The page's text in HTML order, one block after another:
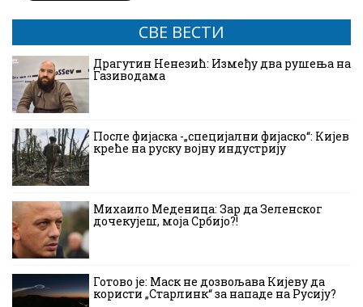
СВЕ ВЕСТИ
Драгутин Ненезић: Између два рушења на
Газиводама
После фијаска -„специјални фијаско“: Кијев
креће на руску војну индустрију
Михаило Меденица: Зар да Зеленског
дочекујеш, моја Србијо?!
Готово је: Маск не дозвољава Кијеву да
користи „Старлинк“ за нападе на Русију?